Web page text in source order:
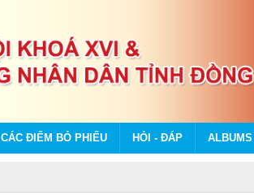
CÁC ĐIỂM BỎ PHIẾU HỎI - ĐÁP ALBUMS